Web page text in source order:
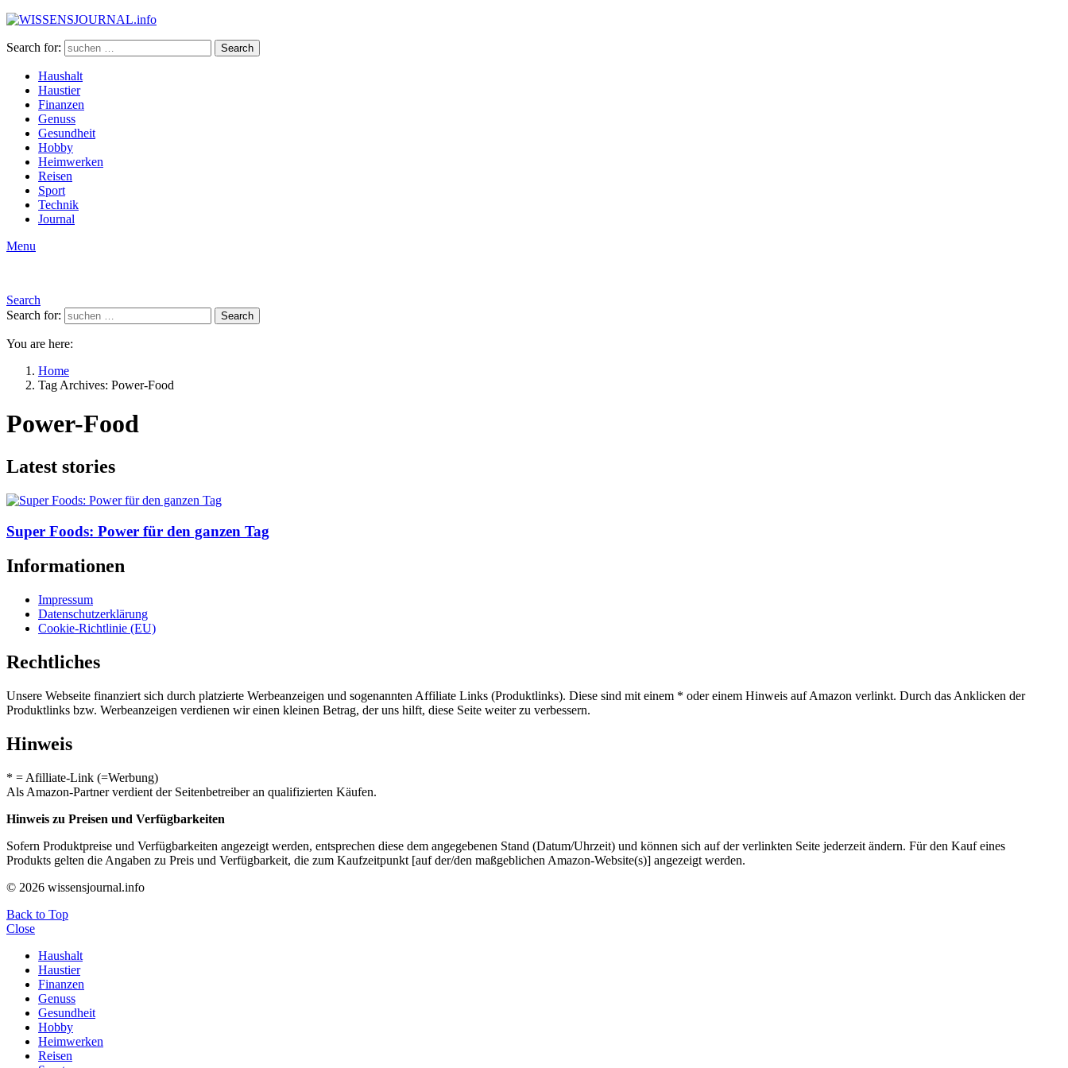
Search for: Search
Haushalt
Haustier
Finanzen
Genuss
Gesundheit
Hobby
Heimwerken
Reisen
Sport
Technik
Journal
Menu
Search
Search for:
Search
You are here:
Home
Tag Archives: Power-Food
Power-Food
Latest stories
Super Foods: Power für den ganzen Tag
Informationen
Impressum
Datenschutzerklärung
Cookie-Richtlinie (EU)
Rechtliches
Unsere Webseite finanziert sich durch platzierte Werbeanzeigen und sogenannten Affiliate Links (Produktlinks). Diese sind mit einem * oder einem Hinweis auf Amazon verlinkt. Durch das Anklicken der
Produktlinks bzw. Werbeanzeigen verdienen wir einen kleinen Betrag, der uns hilft, diese Seite weiter zu verbessern.
Hinweis
* = Afilliate-Link (=Werbung)
Als Amazon-Partner verdient der Seitenbetreiber an qualifizierten Käufen.
Hinweis zu Preisen und Verfügbarkeiten
Sofern Produktpreise und Verfügbarkeiten angezeigt werden, entsprechen diese dem angegebenen Stand (Datum/Uhrzeit) und können sich auf der verlinkten Seite jederzeit ändern. Für den Kauf eines
Produkts gelten die Angaben zu Preis und Verfügbarkeit, die zum Kaufzeitpunkt [auf der/den maßgeblichen Amazon-Website(s)] angezeigt werden.
© 2026 wissensjournal.info
Back to Top
Close
Haushalt
Haustier
Finanzen
Genuss
Gesundheit
Hobby
Heimwerken
Reisen